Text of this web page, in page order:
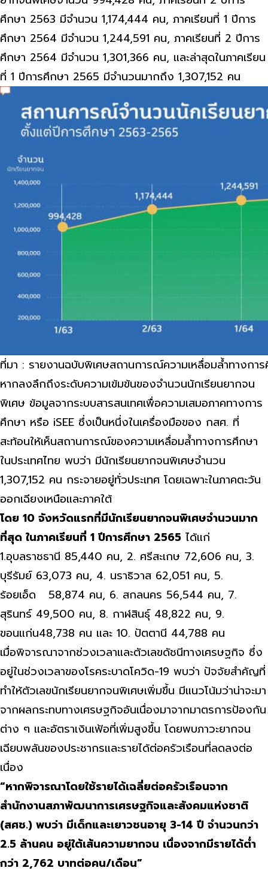
ศึกษา 2563 มีจำนวน 1,174,444 คน, ภาคเรียนที่ 1 ปีการ
ศึกษา 2564 มีจำนวน 1,244,591 คน, ภาคเรียนที่ 2 ปีการ
ศึกษา 2564 มีจำนวน 1,301,366 คน, และล่าสุดในภาคเรียน
ที่ 1 ปีการศึกษา 2565 มีจำนวนมากถึง 1,307,152 คน
ที่มา : รายงานฉบับพิเศษสถานการณ์ความเหลื่อมล้ำทางก
หากลงลึกถึงระดับความเข้มข้นของจำนวนนักเรียนยากจน
พิเศษ ข้อมูลจากระบบสารสนเทศเพื่อความเสมอภาคทางการ
ศึกษา หรือ iSEE ซึ่งเป็นหนึ่งในเครื่องมือของ กสศ. ที่
สะท้อนให้เห็นสถานการณ์ของความเหลื่อมล้ำทางการศึกษา
ในประเทศไทย พบว่า มีนักเรียนยากจนพิเศษจำนวน
1,307,152 คน กระจายอยู่ทั่วประเทศ โดยเฉพาะในภาคตะวัน
ออกเฉียงเหนือและภาคใต้
โดย 10 จังหวัดแรกที่มีนักเรียนยากจนพิเศษจำนวนมาก
ที่สุด ในภาคเรียนที่ 1 ปีการศึกษา 2565 ได้แก่
1.อุบลราชธานี 85,440 คน, 2. ศรีสะเกษ 72,606 คน, 3.
บุรีรัมย์ 63,073 คน, 4. นราธิวาส 62,051 คน, 5.
ร้อยเอ็ด 58,874 คน, 6. สกลนคร 56,544 คน, 7.
สุรินทร์ 49,500 คน, 8. กาฬสินธุ์ 48,822 คน, 9.
ขอนแก่น48,738 คน และ 10. ปัตตานี 44,788 คน
เมื่อพิจารณาจากช่วงเวลาและตัวเลขดัชนีทางเศรษฐกิจ ซึ่ง
อยู่ในช่วงเวลาของโรคระบาดโควิด-19 พบว่า ปัจจัยสำคัญที่
ทำให้ตัวเลขนักเรียนยากจนพิเศษเพิ่มขึ้น มีแนวโน้มว่าน่าจะมา
จากผลกระทบทางเศรษฐกิจอันเนื่องมาจากมาตรการป้องกัน
ต่าง ๆ และอัตราเงินเฟ้อที่เพิ่มสูงขึ้น โดยพบภาวะยากจน
เฉียบพลันของประชากรและรายได้ต่อครัวเรือนที่ลดลงต่อ
เนื่อง
“หากพิจารณาโดยใช้รายได้เฉลี่ยต่อครัวเรือนจาก
สำนักงานสภาพัฒนาการเศรษฐกิจและสังคมแห่งชาติ
(สศช.) พบว่า มีเด็กและเยาวชนอายุ 3-14 ปี จำนวนกว่า
2.5 ล้านคน อยู่ใต้เส้นความยากจน เนื่องจากมีรายได้ต่ำ
กว่า 2,762 บาทต่อคน/เดือน”